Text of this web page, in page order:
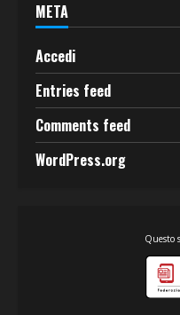
META
Accedi
Entries feed
Comments feed
WordPress.org
Questo